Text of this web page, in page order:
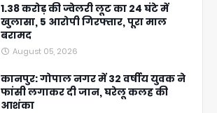
1.38 करोड़ की ज्वेलरी लूट का 24 घंटे में
खुलासा, 5 आरोपी गिरफ्तार, पूरा माल
बरामद
August 05, 2026
कानपुर: गोपाल नगर में 32 वर्षीय युवक ने
फांसी लगाकर दी जान, घरेलू कलह की
आशंका